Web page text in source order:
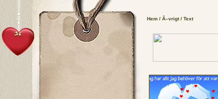
Hem/ Ã–vrigt/ Text